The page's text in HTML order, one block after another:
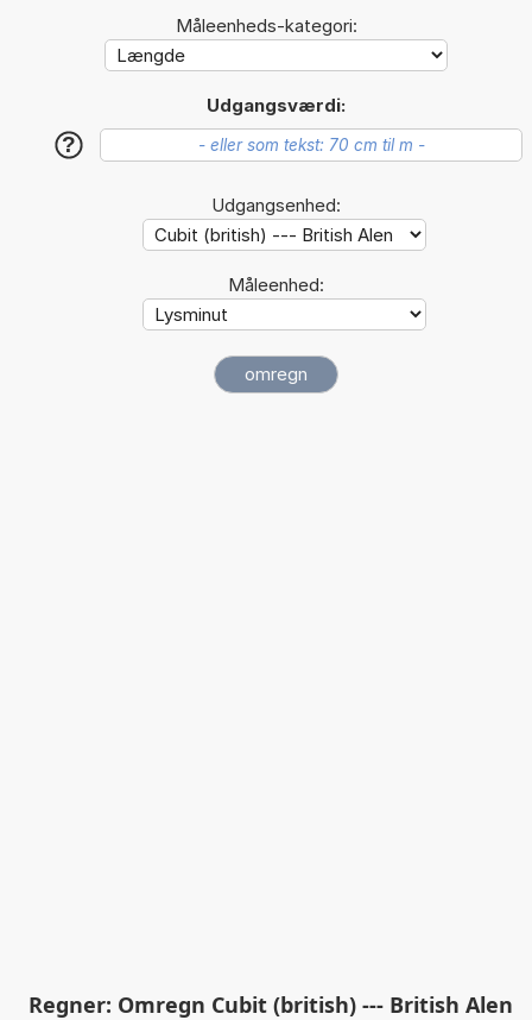
Måleenheds-kategori:
Udgangsværdi:
?
Udgangsenhed:
Måleenhed:
Regner: Omregn Cubit (british) --- British Alen